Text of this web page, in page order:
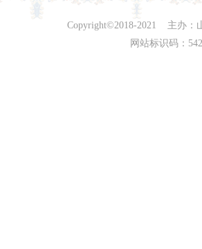
Copyright©2018-2021 主办：
网站标识码：